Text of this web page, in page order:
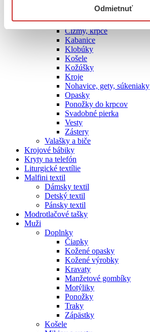
Odmietnuť
Pánske
Čižmy, krpce
Kabanice
Klobúky
Košele
Kožúšky
Kroje
Nohavice, gety, súkeniaky
Opasky
Ponožky do krpcov
Svadobné pierka
Vesty
Zástery
Valašky a biče
Krojové bábiky
Kryty na telefón
Liturgické textílie
Malfini textil
Dámsky textil
Detský textil
Pánsky textil
Modrotlačové tašky
Muži
Doplnky
Čiapky
Kožené opasky
Kožené výrobky
Kravaty
Manžetové gombíky
Motýliky
Ponožky
Traky
Zápästky
Košele